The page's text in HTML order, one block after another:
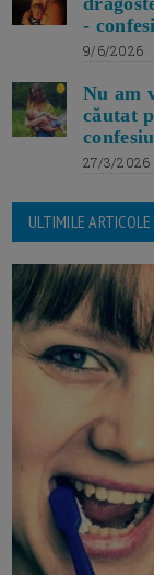
-
9/6/2026
Nu am
căutat
27/3/2026
ULTIMILE ARTICOLE